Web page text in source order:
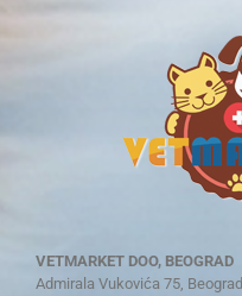
VETMARKET DOO, BEOGRAD
Admirala Vukovića 75, Beograd